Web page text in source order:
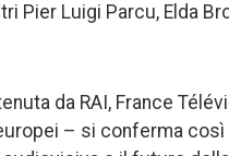
Pier Luigi Parcu, Elda
da RAI, France
– si conferma